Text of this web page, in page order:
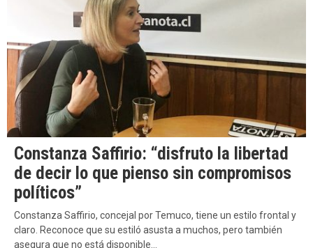
Constanza Saffirio: “disfruto la libertad
de decir lo que pienso sin compromisos
políticos”
Constanza Saffirio, concejal por Temuco, tiene un estilo frontal y
claro. Reconoce que su estiló asusta a muchos, pero también
asegura que no está disponible…